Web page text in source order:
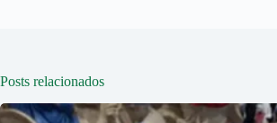
Posts relacionados